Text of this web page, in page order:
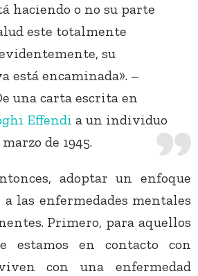
haciendo o no su parte
este totalmente
su
está encaminada». –
una carta escrita en
Effendi a un individuo
de 1945.
adoptar un enfoque
las enfermedades mentales
Primero, para aquellos
estamos en contacto con
con una enfermedad